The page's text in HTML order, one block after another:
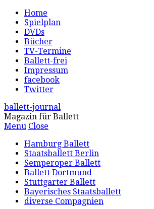
Home
Spielplan
DVDs
Bücher
TV-Termine
Ballett-frei
Impressum
facebook
Twitter
ballett-journal
Magazin für Ballett
Menu Close
Hamburg Ballett
Staatsballett Berlin
Semperoper Ballett
Ballett Dortmund
Stuttgarter Ballett
Bayerisches Staatsballett
diverse Compagnien